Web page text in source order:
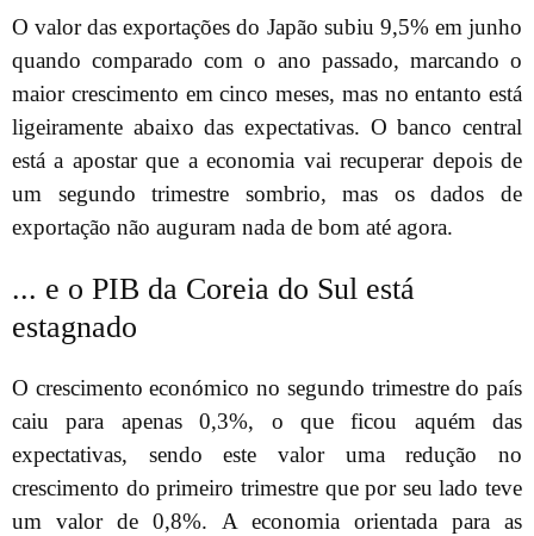
O valor das exportações do Japão subiu 9,5% em junho
quando comparado com o ano passado, marcando o
maior crescimento em cinco meses, mas no entanto está
ligeiramente abaixo das expectativas. O banco central
está a apostar que a economia vai recuperar depois de
um segundo trimestre sombrio, mas os dados de
exportação não auguram nada de bom até agora.
... e o PIB da Coreia do Sul está
estagnado
O crescimento económico no segundo trimestre do país
caiu para apenas 0,3%, o que ficou aquém das
expectativas, sendo este valor uma redução no
crescimento do primeiro trimestre que por seu lado teve
um valor de 0,8%. A economia orientada para as